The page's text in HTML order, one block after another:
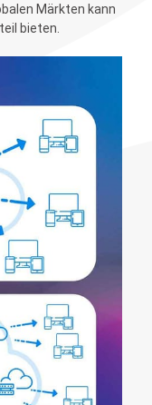
Märkten kann
bieten.